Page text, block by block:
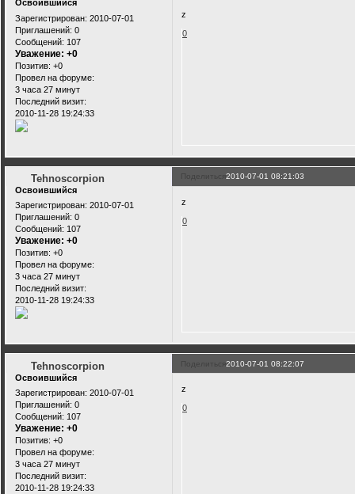
Освоившийся
Зарегистрирован: 2010-07-01
Приглашений: 0
Сообщений: 107
Уважение: +0
Позитив: +0
Провел на форуме:
3 часа 27 минут
Последний визит:
2010-11-28 19:24:33
z
0
Поделиться2010-07-01 08:21:03
Tehnoscorpion
Освоившийся
Зарегистрирован: 2010-07-01
Приглашений: 0
Сообщений: 107
Уважение: +0
Позитив: +0
Провел на форуме:
3 часа 27 минут
Последний визит:
2010-11-28 19:24:33
z
0
Поделиться2010-07-01 08:22:07
Tehnoscorpion
Освоившийся
Зарегистрирован: 2010-07-01
Приглашений: 0
Сообщений: 107
Уважение: +0
Позитив: +0
Провел на форуме:
3 часа 27 минут
Последний визит:
2010-11-28 19:24:33
z
0